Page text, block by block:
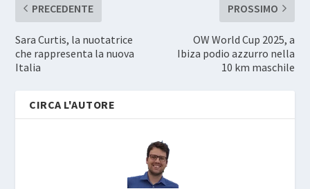
PRECEDENTE
Sara Curtis, la nuotatrice
che rappresenta la nuova
Italia
PROSSIMO
OW World Cup 2025, a
Ibiza podio azzurro nella
10 km maschile
CIRCA L'AUTORE